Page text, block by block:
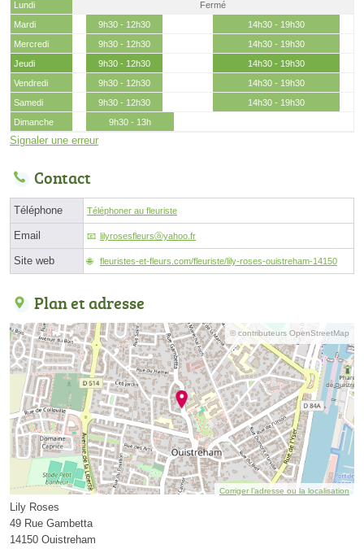
Lundi
Fermé
Mardi
9h30 - 12h30
14h30 - 19h30
Mercredi
9h30 - 12h30
14h30 - 19h30
Jeudi
9h30 - 12h30
14h30 - 19h30
Vendredi
9h30 - 12h30
14h30 - 19h30
Samedi
9h30 - 12h30
14h30 - 19h30
Dimanche
9h30 - 13h
Signaler une erreur
Contact
Téléphone Téléphoner au fleuriste
Email lilyrosesfleursⓐyahoo.fr
Site web fleuristes-et-fleurs.com/fleuriste/lily-roses-ouistreham-14150
Plan et adresse
© contributeurs OpenStreetMap
Corriger l’adresse ou la localisation
Lily Roses
49 Rue Gambetta
14150 Ouistreham